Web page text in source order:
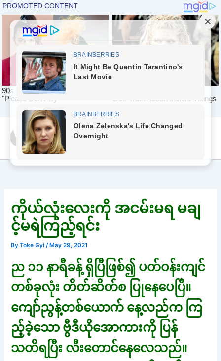
content
Yeah Celeb [အပြာ
ကိုယ်လုံးလေးကို အငမ်းမရ မချ
င့်မရဲကြည့်ရင်း
ByToke Gyi /May 29, 2021
ည ၁၁ နာရီခန့် ရှိပြီဖြစ်၍ ပတ်ဝန်းကျင်
တစ်ခုလုံး တိတ်ဆိတ်စ ပြုနေပေပြီ။
ကျော်ညွန့်တစ်ယောက် နေ့လည်က ကြ
ည့်ခဲ့သော ဗွီဒီယိုအောကားကို ပြန်
သတိရပြီး လီးတောင်နေလေသည်။